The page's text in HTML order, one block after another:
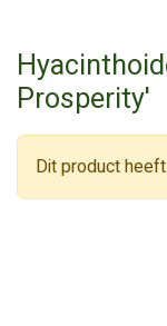
Prosperity'
Dit product